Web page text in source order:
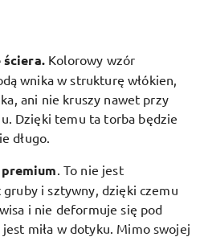
ściera. Kolorowy wzór
wnika w strukturę włókien,
ani nie kruszy nawet przy
Dzięki temu ta torba będzie
długo.
To nie jest
gruby i sztywny, dzięki czemu
i nie deformuje się pod
miła w dotyku. Mimo swojej